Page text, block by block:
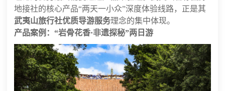
地接社的核心产品“两天一小众”深度体验线路，正是其
武夷山旅行社优质导游服务理念的集中体现。
产品案例：“岩骨花香·非遗探秘”两日游